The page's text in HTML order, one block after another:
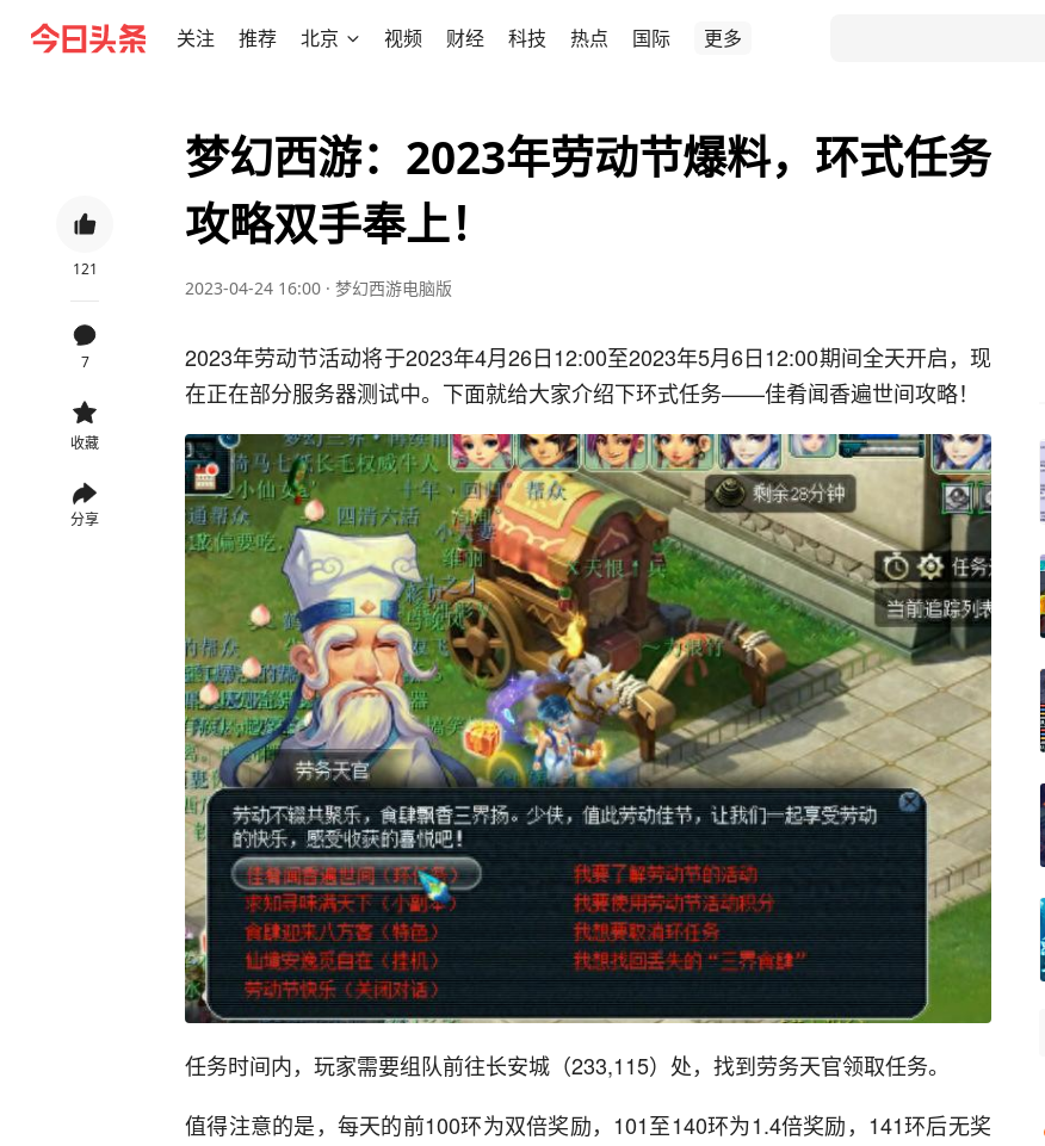
关注 推荐 北京 视频 财经 科技 热点 国际 更多
121
7
收藏
分享
梦幻西游：2023年劳动节爆料，环式任务
攻略双手奉上！
2023-04-24 16:00 · 梦幻西游电脑版
2023年劳动节活动将于2023年4月26日12:00至2023年5月6日12:00期间全天开启，现
在正在部分服务器测试中。下面就给大家介绍下环式任务——佳肴闻香遍世间攻略！
任务时间内，玩家需要组队前往长安城（233,115）处，找到劳务天官领取任务。
值得注意的是，每天的前100环为双倍奖励，101至140环为1.4倍奖励，141环后无奖